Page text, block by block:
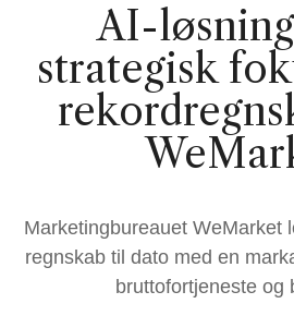
AI-
strategisk
Marketingbureauet
regnskab til dato med en
bruttofortjeneste og